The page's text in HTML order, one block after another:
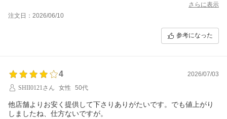
さらに表示
注文日：2026/06/10
参考になった
4
2026/07/03
SHII0121さん
女性 50代
他店舗よりお安く提供して下さりありがたいです。でも値上がり
しましたね、仕方ないですが。